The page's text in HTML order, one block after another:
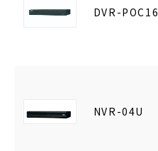
DVR-POC16
NVR-04U